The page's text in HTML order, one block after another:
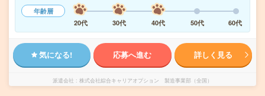
年齢層
20代
30代 40代 50代 60代
気になる! 応募へ進む 詳しく見る
派遣会社 株式会社綜合キャリアオプション 製造事業部（全国）